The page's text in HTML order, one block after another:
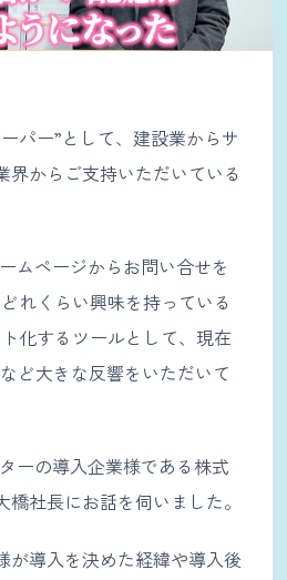
パー”として、建設業からサ
界からご支持いただいている
ムページからお問い合せを
れくらい興味を持っている
化するツールとして、現在
ど大きな反響をいただいて
ーの導入企業様である株式
社長にお話を伺いました。
が導入を決めた経緯や導入後